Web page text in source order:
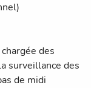
des
surveillance des
de midi